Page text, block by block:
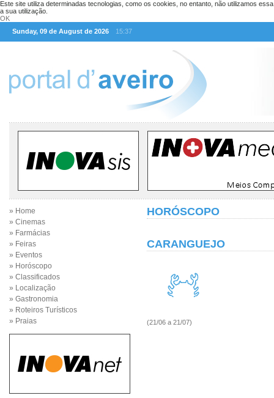
Este site utiliza determinadas tecnologias, como os cookies, no entanto, não utilizamos
a sua utilização.
OK
Sunday, 09 de August de 2026
15:37
» Home
» Cinemas
» Farmácias
» Feiras
» Eventos
» Horóscopo
» Classificados
» Localização
» Gastronomia
» Roteiros Turísticos
» Praias
HORÓSCOPO
CARANGUEJO
(21/06 a 21/07)